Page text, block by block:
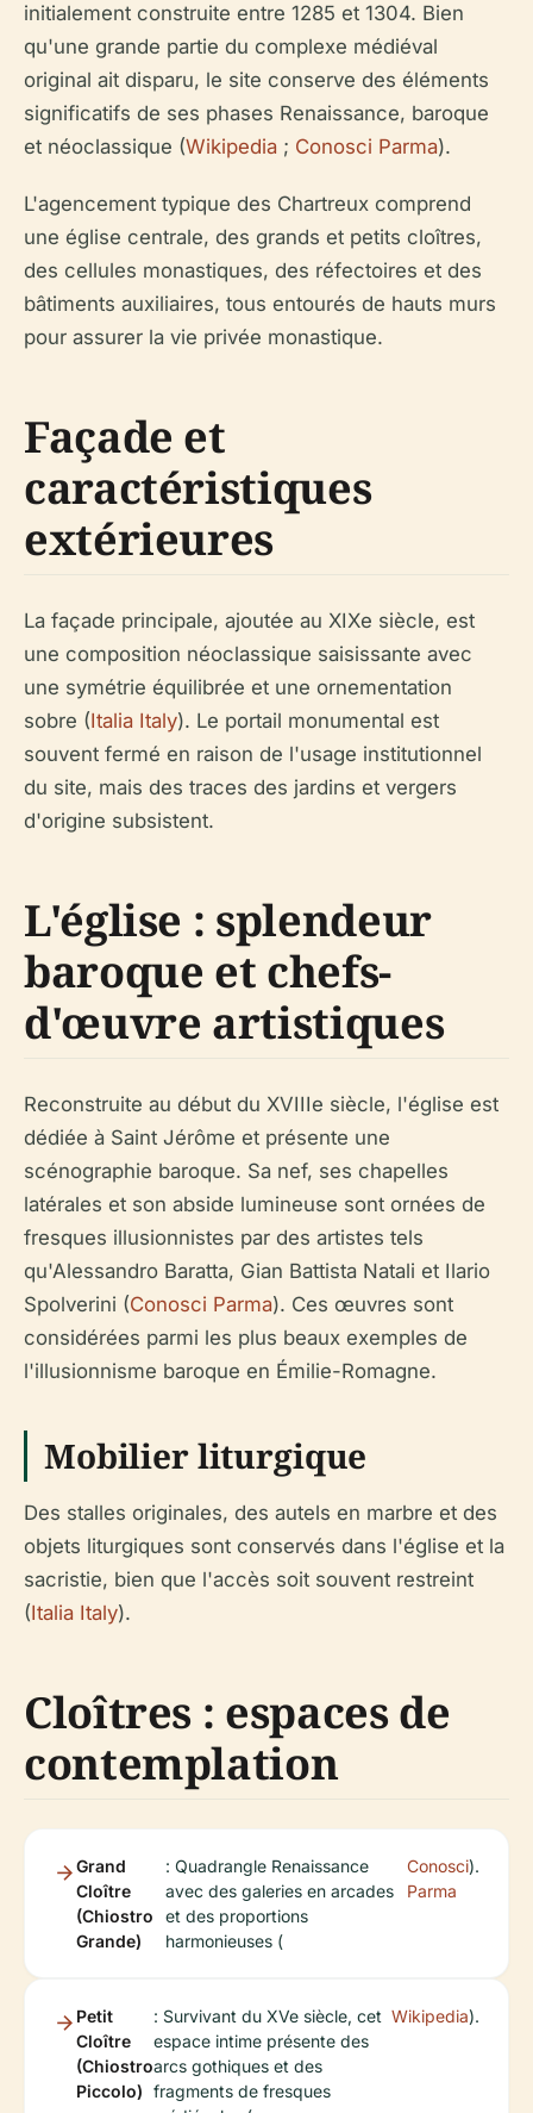
initialement construite entre 1285 et 1304. Bien
qu'une grande partie du complexe médiéval
original ait disparu, le site conserve des éléments
significatifs de ses phases Renaissance, baroque
et néoclassique (Wikipedia ; Conosci Parma).
L'agencement typique des Chartreux comprend
une église centrale, des grands et petits cloîtres,
des cellules monastiques, des réfectoires et des
bâtiments auxiliaires, tous entourés de hauts murs
pour assurer la vie privée monastique.
Façade et
caractéristiques
extérieures
La façade principale, ajoutée au XIXe siècle, est
une composition néoclassique saisissante avec
une symétrie équilibrée et une ornementation
sobre (Italia Italy). Le portail monumental est
souvent fermé en raison de l'usage institutionnel
du site, mais des traces des jardins et vergers
d'origine subsistent.
L'église : splendeur
baroque et chefs-
d'œuvre artistiques
Reconstruite au début du XVIIIe siècle, l'église est
dédiée à Saint Jérôme et présente une
scénographie baroque. Sa nef, ses chapelles
latérales et son abside lumineuse sont ornées de
fresques illusionnistes par des artistes tels
qu'Alessandro Baratta, Gian Battista Natali et Ilario
Spolverini (Conosci Parma). Ces œuvres sont
considérées parmi les plus beaux exemples de
l'illusionnisme baroque en Émilie-Romagne.
Mobilier liturgique
Des stalles originales, des autels en marbre et des
objets liturgiques sont conservés dans l'église et la
sacristie, bien que l'accès soit souvent restreint
(Italia Italy).
Cloîtres : espaces de
contemplation
Grand
Cloître
(Chiostro
Grande)
: Quadrangle Renaissance
avec des galeries en arcades
et des proportions
harmonieuses (
Conosci
Parma
).
Petit
Cloître
(Chiostro
Piccolo)
: Survivant du XVe siècle, cet
espace intime présente des
arcs gothiques et des
fragments de fresques
Wikipedia).